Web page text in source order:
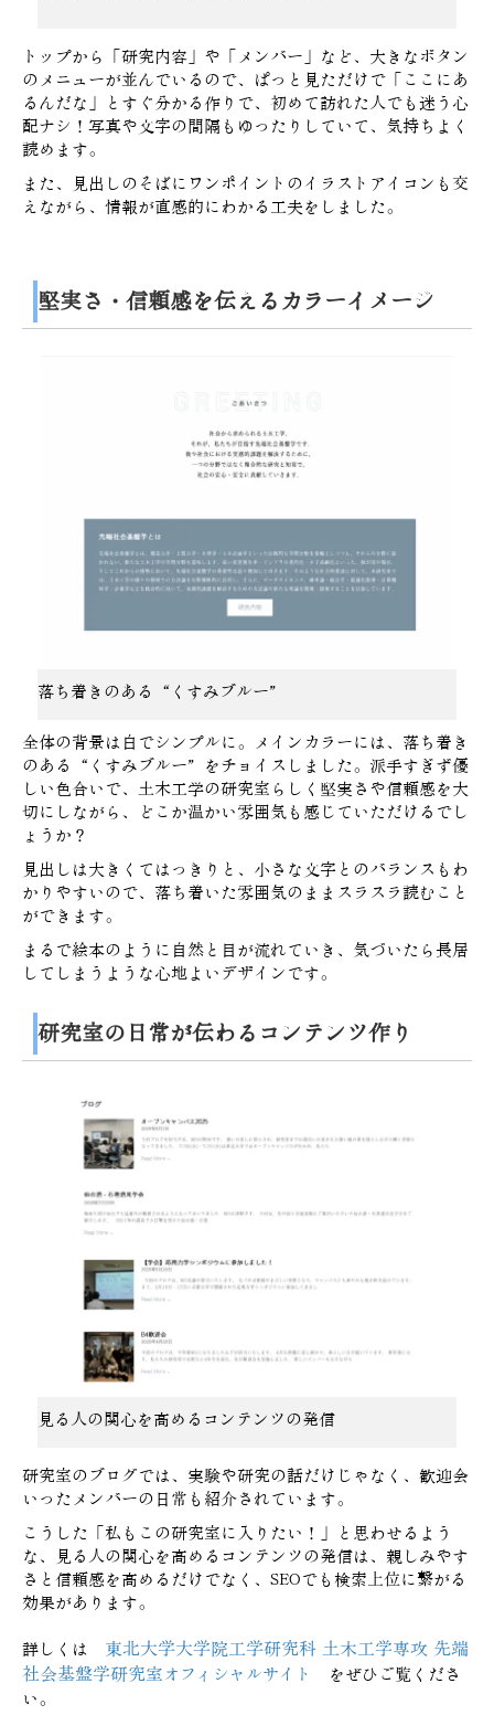
トップから「研究内容」や「メンバー」など、 大きなボタン
のメニューが並んでいるので、ぱっと見ただけで「ここにあ
るんだな」とすぐ分かる作りで、初めて訪れた人でも迷う心
配ナシ！ 写真や文字の間隔もゆったりしていて、気持ちよく
読めます。
また、見出しのそばにワンポイントのイラストアイコンも交
えながら、情報が直感的にわかる工夫をしました。
堅実さ・信頼感を伝えるカラーイメージ
落ち着きのある“くすみブルー”
全体の背景は白でシンプルに。
メインカラーには、落ち着き
のある“くすみブルー”をチョイスしました。派手すぎず優
しい色合いで、
土木工学の研究室らしく堅実さや信頼感を大
切にしながら 、どこか温かい雰囲気も感じていただけるでし
ょうか？
見出しは大きくてはっきりと、小さな文字とのバランスもわ
かりやすいので、落ち着いた雰囲気のままスラスラ読むこと
ができます。
まるで絵本のように自然と目が流れていき、 気づいたら長居
してしまうような心地よいデザインです。
研究室の日常が伝わるコンテンツ作り
研究室のブログでは、実験や研究の話だけじゃなく、歓迎会
いったメンバーの日常も紹介されています。
こうした
「私もこの研究室に入りたい！」と思わせるよう
な、
見る人の関心を高めるコンテンツの発信は、親しみやす
さと信頼感を高めるだけでなく、SEOでも検索上位に繋がる
効果があります。
見る人の関心を高めるコンテンツの発信
詳しくは 東北大学大学院工学研究科 土木工学専攻 先端
社会基盤学研究室 オフィシャルサイト
をぜひご覧くださ
い。